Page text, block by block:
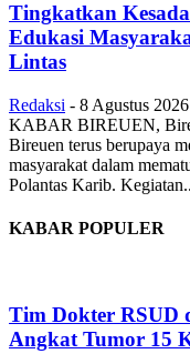
Tingkatkan
Edukasi
Lintas
Redaksi - 8 Agustus 2026
KABAR BIREUEN,
Bireuen terus berupaya
masyarakat dalam
Polantas Karib.
KABAR POPULER
Tim Dokter RSUD
Angkat Tumor 15